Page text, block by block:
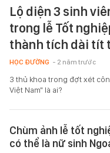
Lộ diện 3 sinh
trong lễ Tốt
thành tích dài tít
HỌC ĐƯỜNG - 2 năm trước
3 thủ khoa trong đợt xét
Việt Nam" là ai?
Chùm ảnh lễ tốt
có thể là nữ sinh